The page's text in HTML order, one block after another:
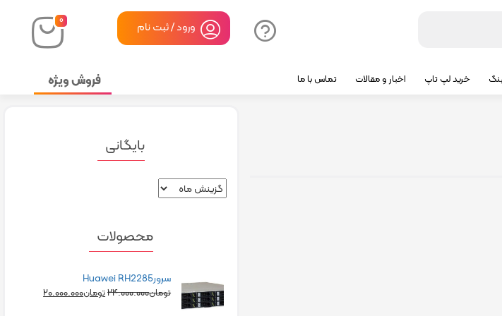
۰ ورود / ثبت نام
خرید لپ تاپ اخبار و مقالات تماس با ما فروش ویژه
بایگانی
محصولات
سرورHuawei RH2285
تومان۲۴.۰۰۰.۰۰۰تومان۲۰.۰۰۰.۰۰۰